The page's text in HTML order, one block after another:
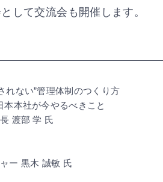
して交流会も開催します。
れない”管理体制のつくり方
本社が今やるべきこと
渡部 学 氏
ー 黒木 誠敏 氏